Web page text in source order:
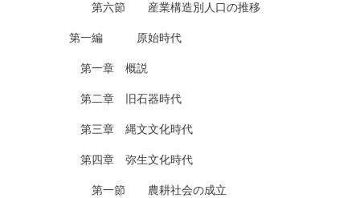
第六節　　産業構造別人口の推移
第一編　　　原始時代
第一章　概説
第二章　旧石器時代
第三章　縄文文化時代
第四章　弥生文化時代
第一節　　農耕社会の成立